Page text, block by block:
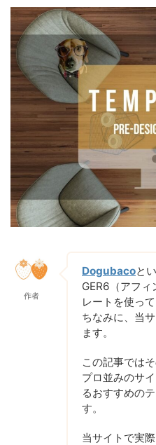
作者
Dogubacoと
GER6（アフ
レートを使って
ちなみに、当
ます。
この記事では
プロ並みのサ
るおすすめの
す。
当サイトで実